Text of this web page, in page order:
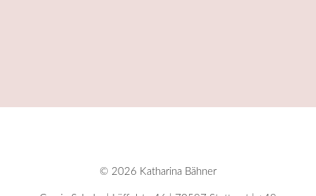
© 2026 Katharina Bähner